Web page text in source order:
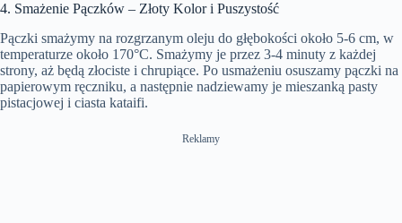
4. Smażenie Pączków – Złoty Kolor i Puszystość
Pączki smażymy na rozgrzanym oleju do głębokości około 5-6 cm, w
temperaturze około 170°C. Smażymy je przez 3-4 minuty z każdej
strony, aż będą złociste i chrupiące. Po usmażeniu osuszamy pączki na
papierowym ręczniku, a następnie nadziewamy je mieszanką pasty
pistacjowej i ciasta kataifi.
Reklamy